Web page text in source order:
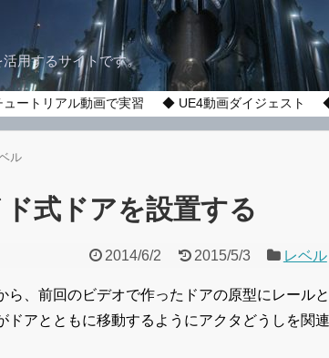
用するサイトです。
ートリアル動画で実習 ◆ UE4動画ダイジェスト
ル
式ドアを設置する
2014/6/2 2015/5/3 レベル
、前回のビデオで作ったドアの原型にレールと
アとともに移動するようにアクタどうしを関連